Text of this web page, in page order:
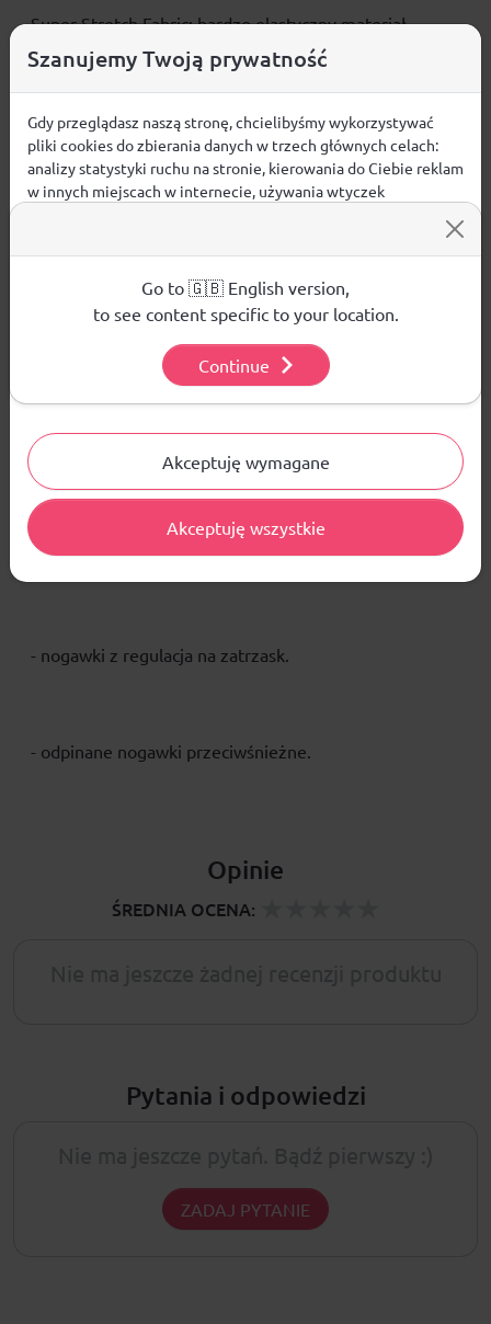
Super Stretch Fabric: bardzo elastyczny materiał,
wygoda ruchu.
Detachable Snow Gaiter: odpinany fartuch
przeciwśnieżny w nogawkach.
- podszewka 100% poliamid,
- kieszeń z tyłu zapinana na zamek,
- spodnie zapinane na suwak i zatrzask,
- nogawki z regulacja na zatrzask.
- odpinane nogawki przeciwśnieżne.
Opinie
ŚREDNIA OCENA:
Pytania i odpowiedzi
ZADAJ PYTANIE
Szanujemy Twoją prywatność
Gdy przeglądasz naszą stronę, chcielibyśmy wykorzystywać
pliki cookies do zbierania danych w trzech głównych celach:
analizy statystyki ruchu na stronie, kierowania do Ciebie reklam
w innych miejscach w internecie, używania wtyczek
używanych plików cookies.
Aby dowiedzieć się więcej o plikach cookie i tym, jak
wykorzystujemy Twoje dane, odwiedź naszą Polityką
Akceptuję wymagane
Akceptuję wszystkie
Go to 🇬🇧 English version,
to see content specific to your location.
Continue